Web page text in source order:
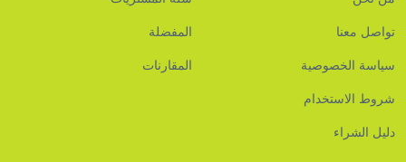
تواصل معنا
سياسة الخصوصية
شروط الاستخدام
دليل الشراء
المفضلة
المقارنات